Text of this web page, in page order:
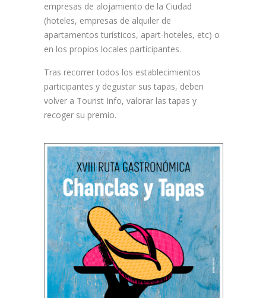
empresas de alojamiento de la Ciudad
(hoteles, empresas de alquiler de
apartamentos turísticos, apart-hoteles, etc) o
en los propios locales participantes.
Tras recorrer todos los establecimientos
participantes y degustar sus tapas, deben
volver a Tourist Info, valorar las tapas y
recoger su premio.